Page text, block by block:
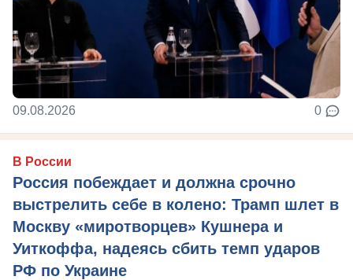
09.08.2026 0
В России
Россия побеждает и должна срочно
выстрелить себе в колено: Трамп шлет в
Москву «миротворцев» Кушнера и
Уиткоффа, надеясь сбить темп ударов
РФ по Украине